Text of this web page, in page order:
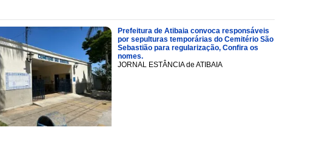
Prefeitura de Atibaia convoca responsáveis
por sepulturas temporárias do Cemitério São
Sebastião para regularização, Confira os
nomes.
JORNAL ESTÂNCIA de ATIBAIA